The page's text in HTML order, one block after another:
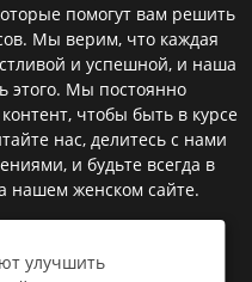
помогут вам решить
Мы верим, что каждая
и успешной, и наша
этого. Мы постоянно
чтобы быть в курсе
нас, делитесь с нами
и будьте всегда в
нашем женском сайте.
соглашение
улучшить